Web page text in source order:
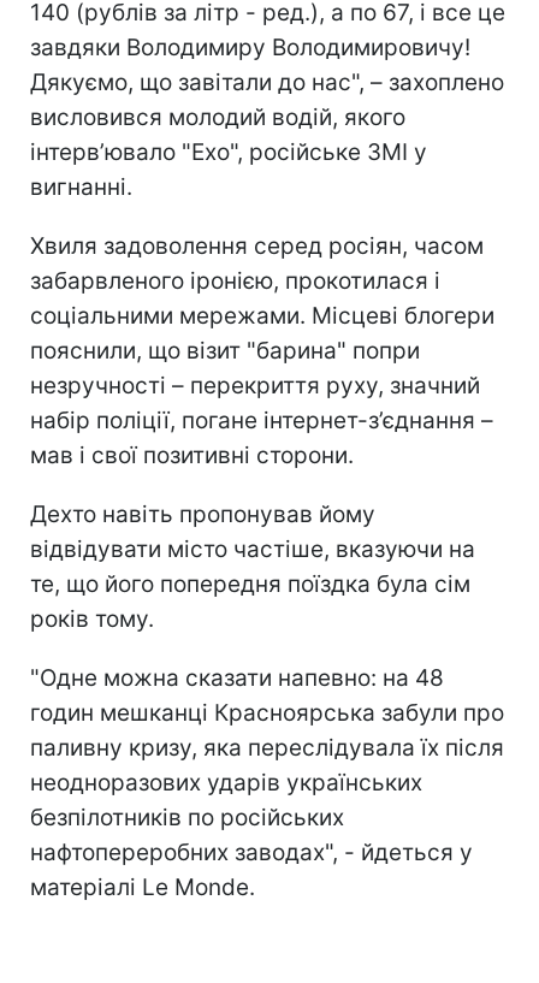
140 (рублів за літр - ред.), а по 67, і все це
завдяки Володимиру Володимировичу!
Дякуємо, що завітали до нас", – захоплено
висловився молодий водій, якого
інтерв’ювало "Ехо", російське ЗМІ у
вигнанні.
Хвиля задоволення серед росіян, часом
забарвленого іронією, прокотилася і
соціальними мережами. Місцеві блогери
пояснили, що візит "барина" попри
незручності – перекриття руху, значний
набір поліції, погане інтернет-з’єднання –
мав і свої позитивні сторони.
Дехто навіть пропонував йому
відвідувати місто частіше, вказуючи на
те, що його попередня поїздка була сім
років тому.
"Одне можна сказати напевно: на 48
годин мешканці Красноярська забули про
паливну кризу, яка переслідувала їх після
неодноразових ударів українських
безпілотників по російських
нафтопереробних заводах", - йдеться у
матеріалі Le Monde.